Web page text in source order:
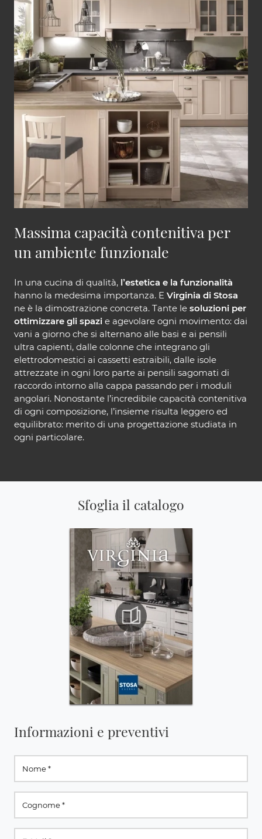
Massima capacità contenitiva per
un ambiente funzionale
In una cucina di qualità, l’estetica e la funzionalità
hanno la medesima importanza. E Virginia di Stosa
ne è la dimostrazione concreta. Tante le soluzioni per
ottimizzare gli spazi e agevolare ogni movimento: dai
vani a giorno che si alternano alle basi e ai pensili
ultra capienti, dalle colonne che integrano gli
elettrodomestici ai cassetti estraibili, dalle isole
attrezzate in ogni loro parte ai pensili sagomati di
raccordo intorno alla cappa passando per i moduli
angolari. Nonostante l’incredibile capacità contenitiva
di ogni composizione, l’insieme risulta leggero ed
equilibrato: merito di una progettazione studiata in
ogni particolare.
Sfoglia il catalogo
Informazioni e preventivi